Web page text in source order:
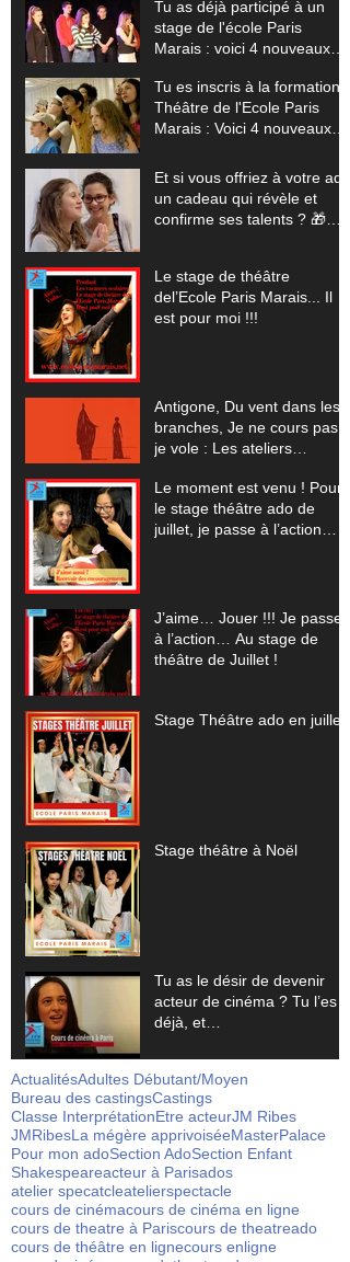
Tu as déjà participé à un
stage de l'école Paris
Marais : voici 4 nouveaux
talent (+ tes vidéos offertes)
Tu es inscris à la formation
Théâtre de l'Ecole Paris
Marais : Voici 4 nouveaux
limites (+ tes vidéos
offertes) 🎬
Et si vous offriez à votre ado
un cadeau qui révèle et
confirme ses talents ? 🎁
théâtre, cinéma, comédie
musicale, improvisation)
Le stage de théâtre
del’Ecole Paris Marais... Il
est pour moi !!!
Antigone, Du vent dans les
branches, Je ne cours pas
je vole : Les ateliers
Le moment est venu ! Pour
le stage théâtre ado de
juillet, je passe à l’action…
J’aime… Jouer !!! Je passe
à l’action… Au stage de
théâtre de Juillet !
Stage Théâtre ado en juillet
Stage théâtre à Noël
Tu as le désir de devenir
acteur de cinéma ? Tu l’es
déjà, et…
ActualitésAdultes Débutant/Moyen
Bureau des castingsCastings
Classe InterprétationEtre acteurJM Ribes
JMRibesLa mégère apprivoiséeMasterPalace
Pour mon adoSection AdoSection Enfant
Shakespeareacteur à Parisados
atelier specatcleatelierspectacle
cours de cinémacours de cinéma en ligne
cours de theatre à Pariscours de theatreado
cours de théâtre en lignecours enligne